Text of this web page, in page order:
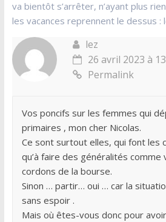
va bientôt s’arrêter, n’ayant plus
les vacances reprennent le dessus :
lez
26 avril 2023 à
Permalink
Vos poncifs sur les femmes qui
primaires , mon cher Nicolas.
Ce sont surtout elles, qui font les
qu’à faire des généralités comme
cordons de la bourse.
Sinon … partir… oui … car la
sans espoir .
Mais où êtes-vous donc pour